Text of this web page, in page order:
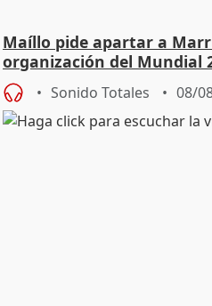
Maíllo pide apartar a
organización del Mundial
Sonido Totales 08/